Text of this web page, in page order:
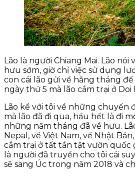
Lão là người Chiang Mai. Lão nói
hưu sớm, giờ chỉ việc sử dụng
con cái lão gửi về hằng tháng để
ngày thứ 5 mà lão cắm trại ở Doi
Lão kể với tôi về những chuyến
mà lão đã đi qua, hầu hết là đi
những năm tháng đã về hưu.
Nepal, về Việt Nam, về Nhật
cắm trại ở tất tần tật vườn quốc
là người đã truyền cho tôi cái
sẽ sang Úc trong năm 2018 và